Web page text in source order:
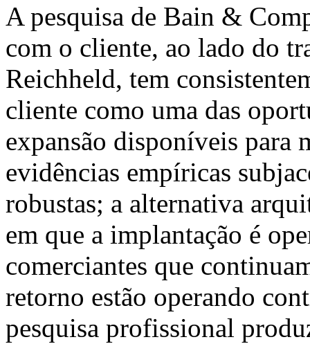
A pesquisa de Bain &
com o cliente, ao lado do
Reichheld, tem
cliente como uma das
expansão disponíveis para
evidências empíricas
robustas; a alternativa
em que a implantação é
comerciantes que
retorno estão operando
pesquisa profissional